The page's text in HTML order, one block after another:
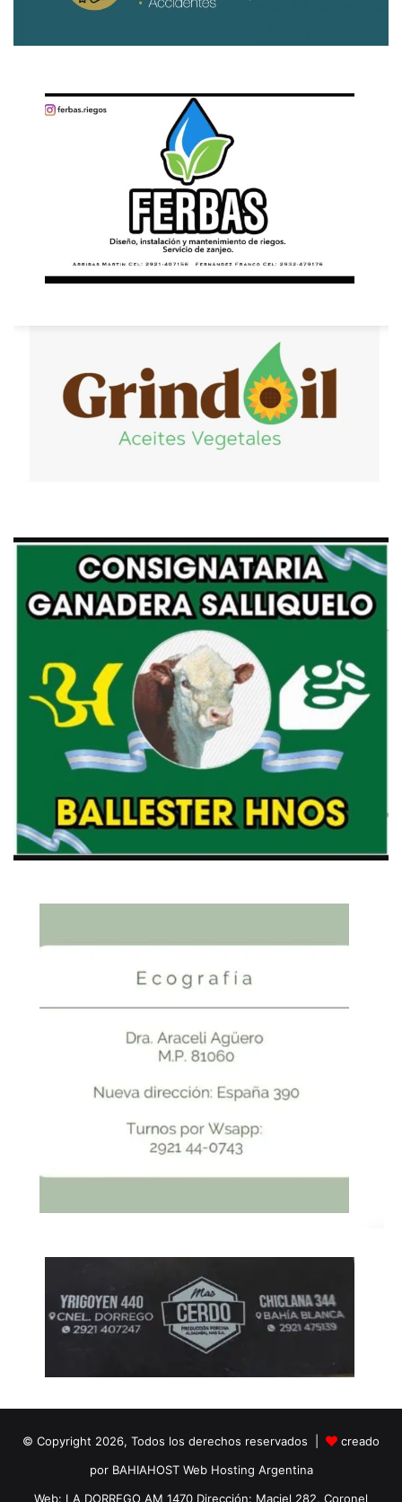
© Copyright 2026, Todos los derechos reservados |
creado
por BAHIAHOST Web Hosting Argentina
Web: LA DORREGO AM 1470 Dirección: Maciel 282, Coronel